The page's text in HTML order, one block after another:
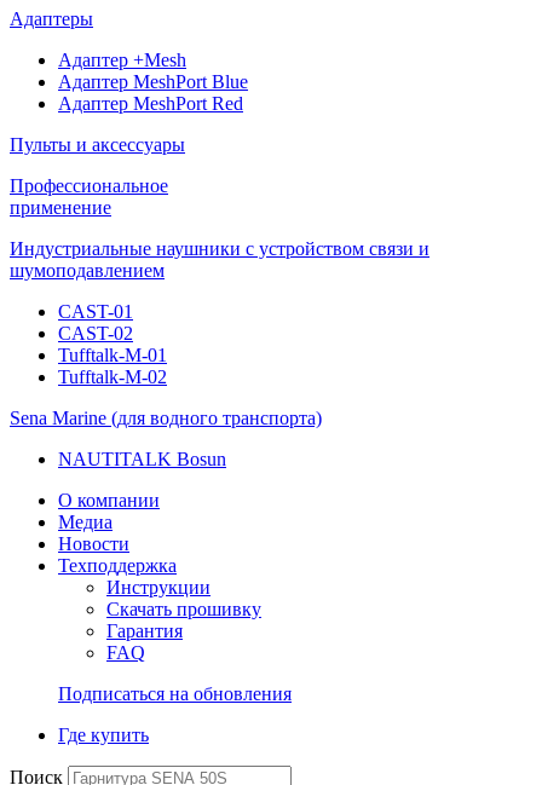
Адаптеры
Адаптер +Mesh
Адаптер MeshPort Blue
Адаптер MeshPort Red
Пульты и аксессуары
Профессиональное
применение
Индустриальные наушники с устройством связи и
шумоподавлением
CAST-01
CAST-02
Tufftalk-M-01
Tufftalk-M-02
Sena Marine (для водного транспорта)
NAUTITALK Bosun
О компании
Медиа
Новости
Техподдержка
Инструкции
Скачать прошивку
Гарантия
FAQ
Подписаться на обновления
Где купить
Поиск